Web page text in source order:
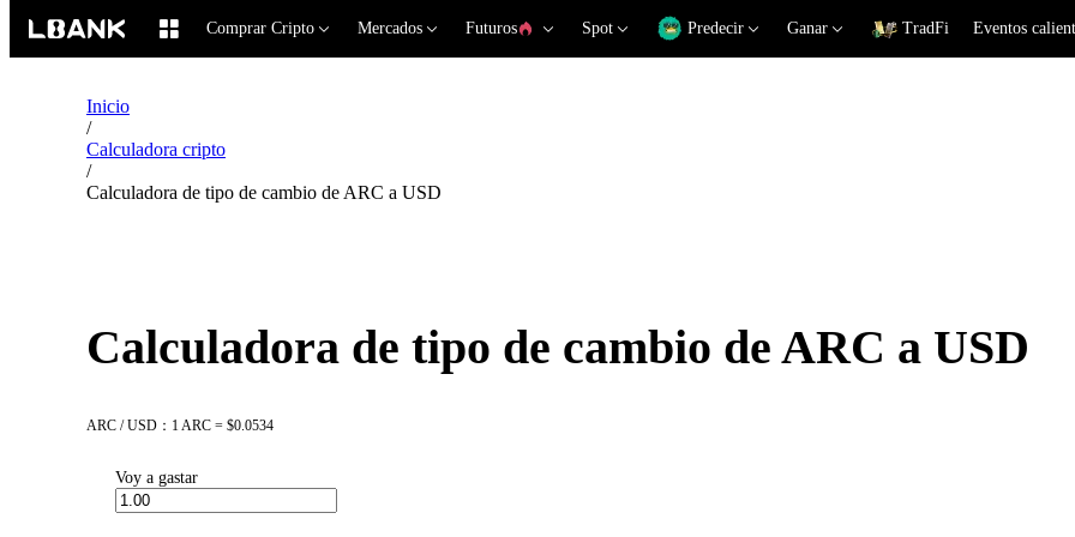
Comprar Cripto Mercados Futuros Spot Predecir Ganar TradFi Eventos
Inicio
/
Calculadora cripto
/
Calculadora de tipo de cambio de ARC a USD
Calculadora de tipo de cambio de ARC a USD
ARC / USD：1 ARC = $0.0534
Voy a gastar